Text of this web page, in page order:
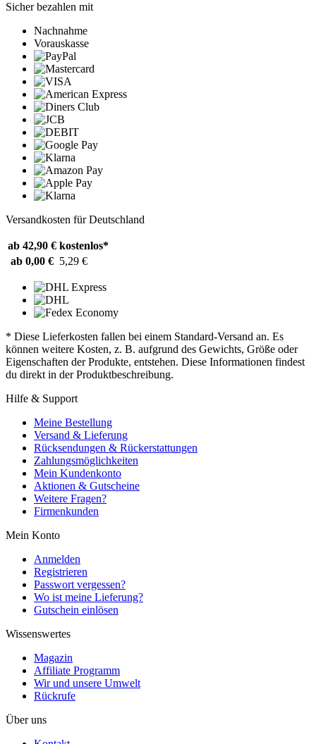
Sicher bezahlen mit
Nachnahme
Vorauskasse
Versandkosten für Deutschland
ab 42,90 € kostenlos*
ab 0,00 € 5,29 €
* Diese Lieferkosten fallen bei einem Standard-Versand an. Es
können weitere Kosten, z. B. aufgrund des Gewichts, Größe oder
Eigenschaften der Produkte, entstehen. Diese Informationen findest
du direkt in der Produktbeschreibung.
Hilfe & Support
Meine Bestellung
Versand & Lieferung
Rücksendungen & Rückerstattungen
Zahlungsmöglichkeiten
Mein Kundenkonto
Aktionen & Gutscheine
Weitere Fragen?
Firmenkunden
Mein Konto
Anmelden
Registrieren
Passwort vergessen?
Wo ist meine Lieferung?
Gutschein einlösen
Wissenswertes
Magazin
Affiliate Programm
Wir und unsere Umwelt
Rückrufe
Über uns